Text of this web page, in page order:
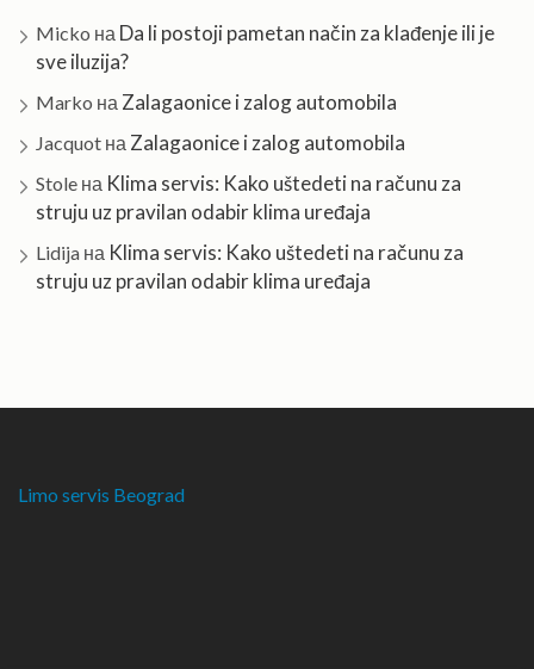
Micko на Da li postoji pametan način za klađenje ili je
sve iluzija?
Marko на Zalagaonice i zalog automobila
Jacquot на Zalagaonice i zalog automobila
Stole на Klima servis: Kako uštedeti na računu za
struju uz pravilan odabir klima uređaja
Lidija на Klima servis: Kako uštedeti na računu za
struju uz pravilan odabir klima uređaja
Limo servis Beograd